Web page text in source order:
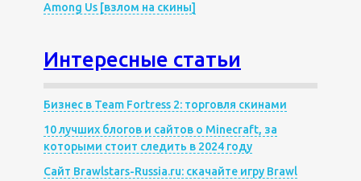
Among Us [взлом на скины]
Интересные статьи
Бизнес в Team Fortress 2: торговля скинами
10 лучших блогов и сайтов о Minecraft, за
которыми стоит следить в 2024 году
Сайт Brawlstars-Russia.ru: скачайте игру Brawl